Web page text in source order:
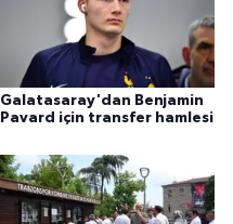
Galatasaray'dan Benjamin
Pavard için transfer hamlesi